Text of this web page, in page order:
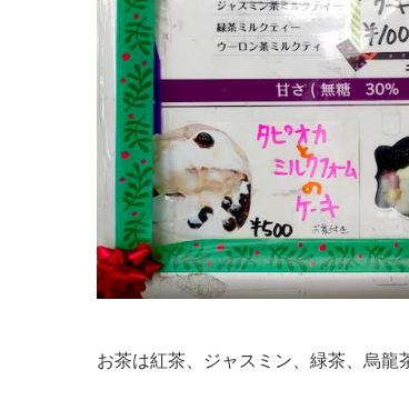
お茶は紅茶、ジャスミン、緑茶、烏龍